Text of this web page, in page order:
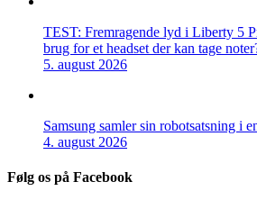
TEST: Fremragende lyd i Liberty 5
brug for et headset der kan tage
5. august 2026
Samsung samler sin robotsatsning i
4. august 2026
Følg os på Facebook